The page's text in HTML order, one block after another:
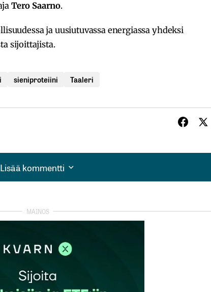
Tero Saarno.
ja uusiutuvassa energiassa yhdeksi
sijoittajista.
sieniproteiini Taaleri
Lisää kommentti
Lisää kommentti
kentät on merkitty